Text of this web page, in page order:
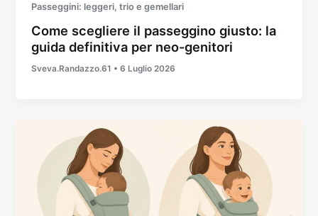
Passeggini: leggeri, trio e gemellari
Come scegliere il passeggino giusto: la
guida definitiva per neo-genitori
Sveva.Randazzo.61 •6 Luglio 2026